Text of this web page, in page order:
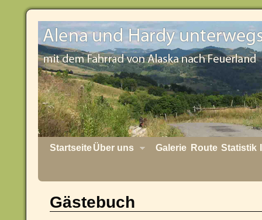
StartseiteÜber uns Galerie Route Statistik
Gästebuch